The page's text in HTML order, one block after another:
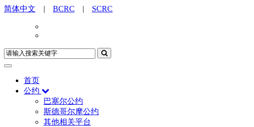
简体中文 | BCRC | SCRC
首页
公约
巴塞尔公约
斯德哥尔摩公约
其他相关平台